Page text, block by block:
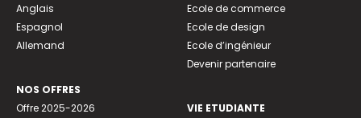
Anglais
Espagnol
Allemand
NOS OFFRES
Offre 2025-2026
Ecole de commerce
Ecole de design
Ecole d’ingénieur
Devenir partenaire
VIE ETUDIANTE